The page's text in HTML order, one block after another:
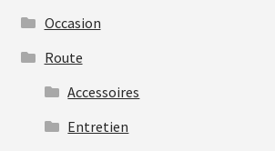
Occasion
Route
Accessoires
Entretien